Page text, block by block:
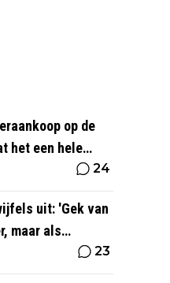
op de
het een hele
24
uit: 'Gek van
maar als
23